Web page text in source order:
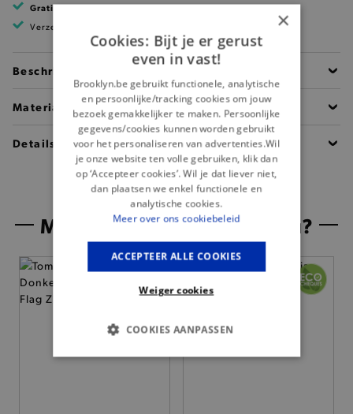
Gratis verzendingvanaf 99 EUR
Verzending binnen 1 à 2 werkdagen
Beschrijving
Materiaal
Details
Misschien is dit iets voor jou?
×
Cookies: Bijt je er gerust
even in vast!
Brooklyn.be gebruikt functionele, analytische
en persoonlijke/tracking cookies om jouw
bezoek gemakkelijker te maken. Persoonlijke
gegevens/cookies kunnen worden gebruikt
voor het personaliseren van advertenties.Wil
je onze website ten volle gebruiken, klik dan
op ‘Accepteer cookies’. Wil je dat liever niet,
dan plaatsen we enkel functionele en
analytische cookies.
Meer over ons cookiebeleid
ACCEPTEER ALLE COOKIES
Weiger cookies
COOKIES AANPASSEN
BASIS COOKIES